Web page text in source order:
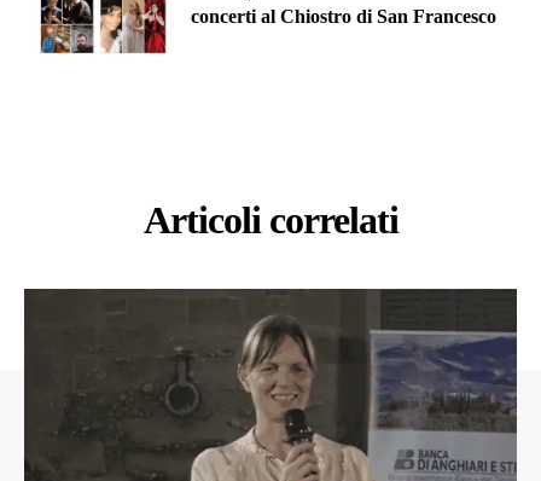
concerti al Chiostro di San Francesco
Articoli correlati